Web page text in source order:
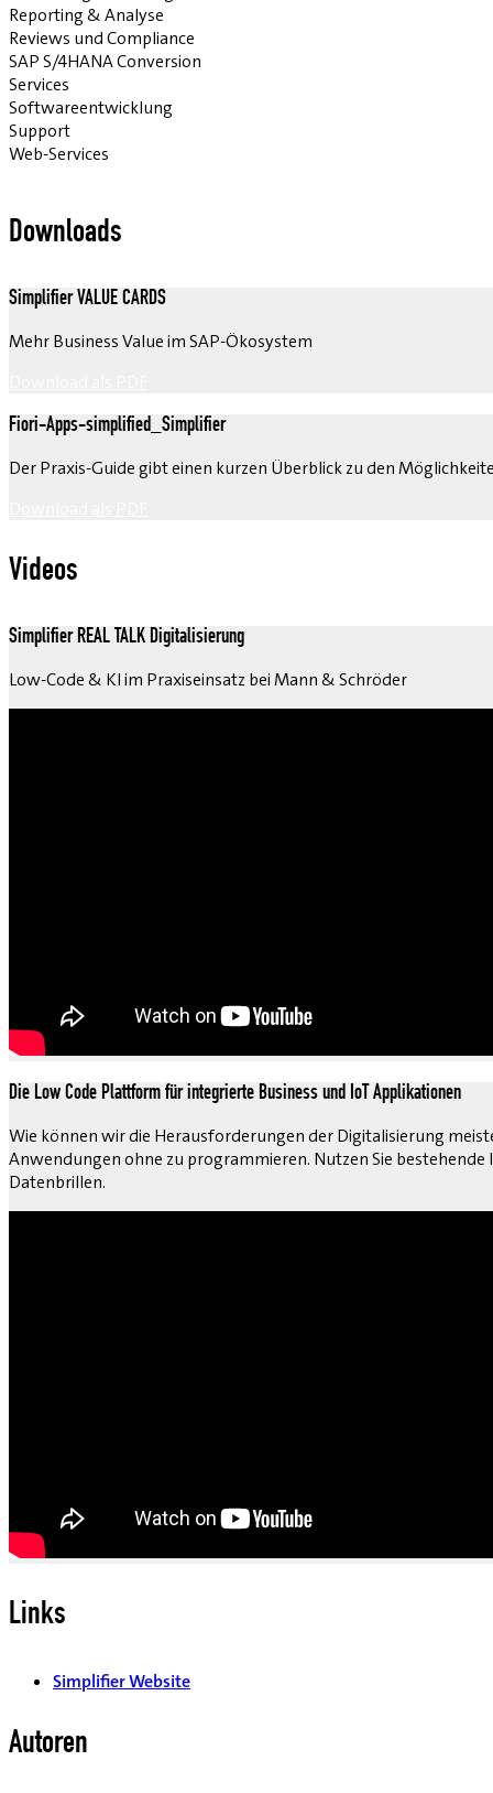
Reporting & Analyse
Reviews und Compliance
SAP S/4HANA Conversion
Services
Softwareentwicklung
Support
Web-Services
Downloads
Simplifier VALUE CARDS
Mehr Business Value im SAP-Ökosystem
Fiori-Apps-simplified_Simplifier
Der Praxis-Guide gibt einen kurzen Überblick zu den
Videos
Simplifier REAL TALK Digitalisierung
Low-Code & KI im Praxiseinsatz bei Mann & Schröder
Die Low Code Plattform für integrierte Business und IoT Applikationen
Wie können wir die Herausforderungen der Digitalisierung
Anwendungen ohne zu programmieren. Nutzen Sie bestehende
Datenbrillen.
Links
Simplifier Website
Autoren